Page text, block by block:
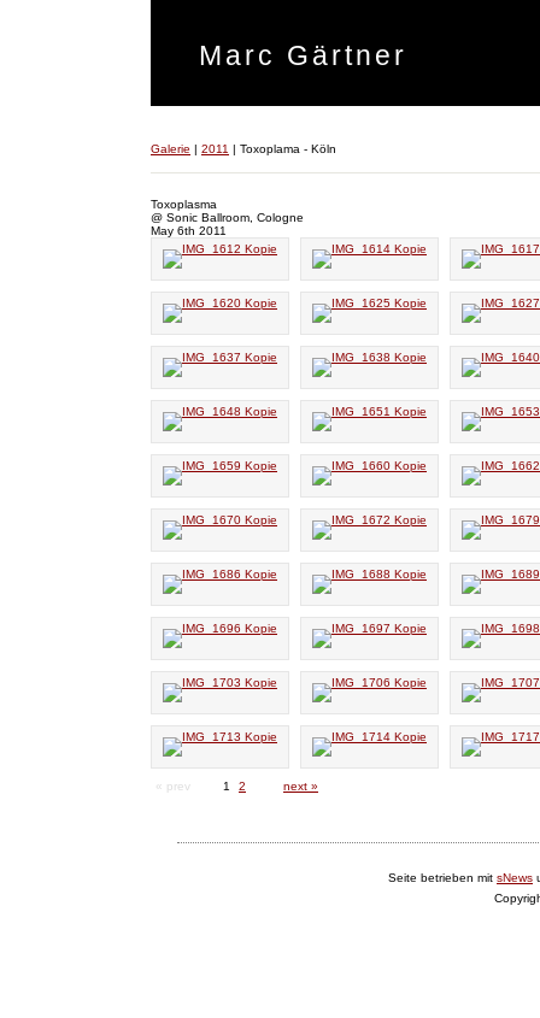
Marc Gärtner
Galerie | 2011 | Toxoplama - Köln
Toxoplasma
@ Sonic Ballroom, Cologne
May 6th 2011
« prev 1 2 next »
Seite betrieben mit sNews